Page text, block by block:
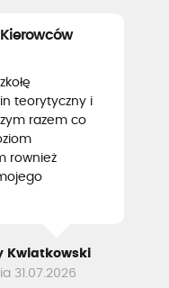
teorytyczny i
razem co
rownież
Kwiatkowski
31.07.2026